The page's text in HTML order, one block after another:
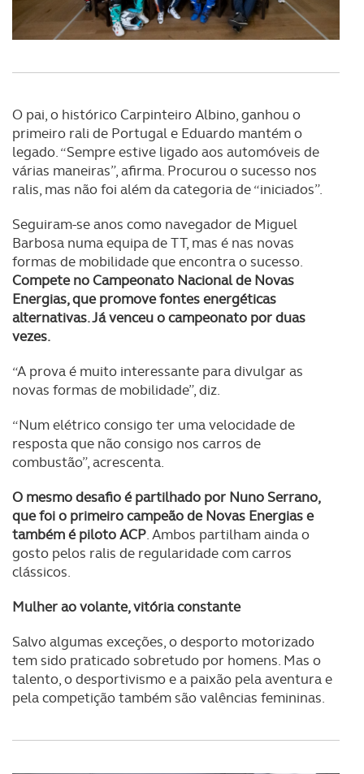
O pai, o histórico Carpinteiro Albino, ganhou o
primeiro rali de Portugal e Eduardo mantém o
legado. “Sempre estive ligado aos automóveis de
várias maneiras”, afirma. Procurou o sucesso nos
ralis, mas não foi além da categoria de “iniciados”.
Seguiram-se anos como navegador de Miguel
Barbosa numa equipa de TT, mas é nas novas
formas de mobilidade que encontra o sucesso.
Compete no Campeonato Nacional de Novas
Energias, que promove fontes energéticas
alternativas. Já venceu o campeonato por duas
vezes.
“A prova é muito interessante para divulgar as
novas formas de mobilidade”, diz.
“Num elétrico consigo ter uma velocidade de
resposta que não consigo nos carros de
combustão”, acrescenta.
O mesmo desafio é partilhado por Nuno Serrano,
que foi o primeiro campeão de Novas Energias e
também é piloto ACP. Ambos partilham ainda o
gosto pelos ralis de regularidade com carros
clássicos.
Mulher ao volante, vitória constante
Salvo algumas exceções, o desporto motorizado
tem sido praticado sobretudo por homens. Mas o
talento, o desportivismo e a paixão pela aventura e
pela competição também são valências femininas.